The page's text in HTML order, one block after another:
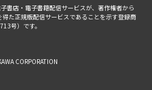
書店・電子書籍配信サービスが、著作権者から
得た正規版配信サービスであることを示す登録商
号）です。
CORPORATION